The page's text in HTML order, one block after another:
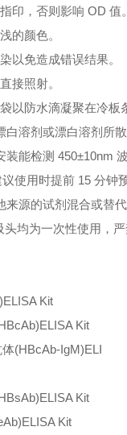
印，否则影响 OD 值。
的颜色。
以免造成错误结果。
接照射。
以防水滴凝聚在冷板
溶剂或漂白溶剂所
能检测 450±10nm
使用时提前 15 分钟预
源的试剂混合或替
均为一次性使用，严
Kit
Kit
体(HBcAb-IgM)ELI
Kit
Kit